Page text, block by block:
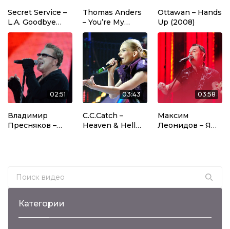
Secret Service –
L.A. Goodbye
(2015)
Thomas Anders
– You’re My
Heart, You’re My
Soul (2013)
Ottawan – Hands
Up (2008)
02:51
Владимир
Пресняков –
03:43
C.C.Catch –
Heaven & Hell
03:58
Максим
Леонидов – Я
Search for:
Категории